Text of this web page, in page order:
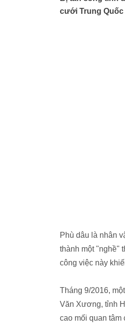
cưới Trung Quốc
Phù dâu là nhân
thành một "nghề"
công việc này
Tháng 9/2016,
Văn Xương, tỉnh
cao mối quan tâm